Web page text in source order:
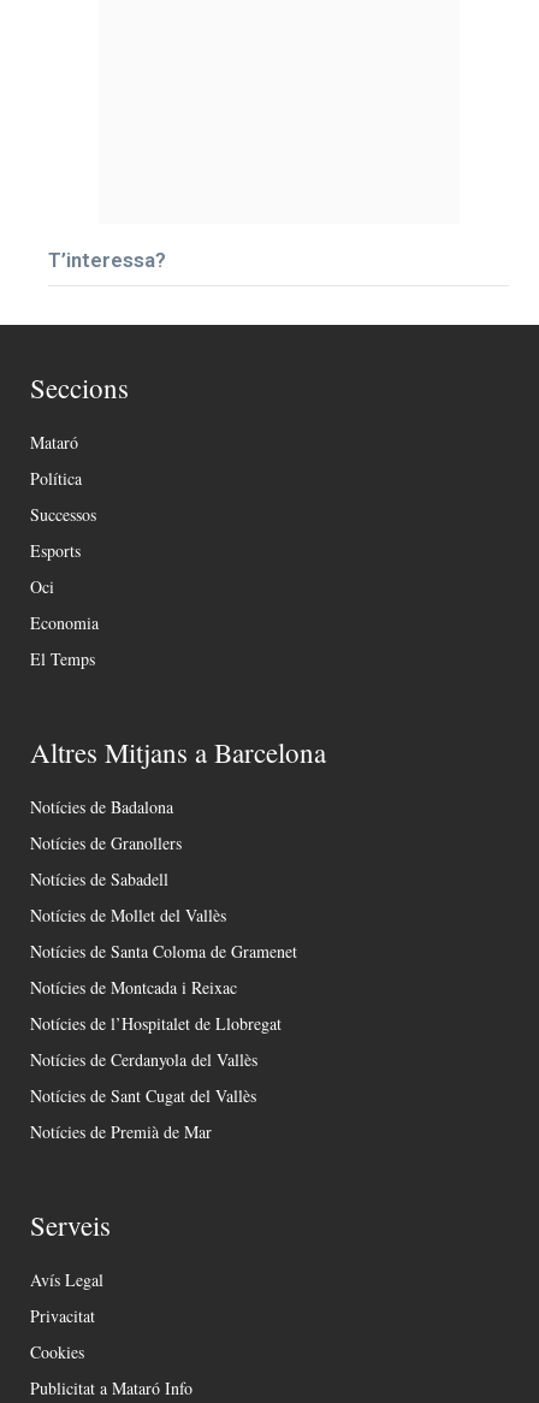
T’interessa?
Seccions
Mataró
Política
Successos
Esports
Oci
Economia
El Temps
Altres Mitjans a Barcelona
Notícies de Badalona
Notícies de Granollers
Notícies de Sabadell
Notícies de Mollet del Vallès
Notícies de Santa Coloma de Gramenet
Notícies de Montcada i Reixac
Notícies de l’Hospitalet de Llobregat
Notícies de Cerdanyola del Vallès
Notícies de Sant Cugat del Vallès
Notícies de Premià de Mar
Serveis
Avís Legal
Privacitat
Cookies
Publicitat a Mataró Info